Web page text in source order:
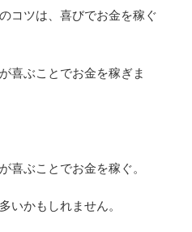
コツは、喜びでお金を稼ぐ
喜ぶことでお金を稼ぎま
喜ぶことでお金を稼ぐ。
いかもしれません。